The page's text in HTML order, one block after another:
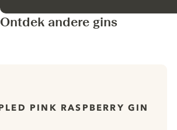
Ontdek andere gins
PINK RASPBERRY GIN